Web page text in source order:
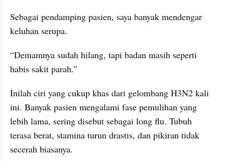
Sebagai pendamping pasien, saya banyak mendengar
keluhan serupa.
“Demamnya sudah hilang, tapi badan masih seperti
habis sakit parah.”
Inilah ciri yang cukup khas dari gelombang H3N2 kali
ini. Banyak pasien mengalami fase pemulihan yang
lebih lama, sering disebut sebagai long flu. Tubuh
terasa berat, stamina turun drastis, dan pikiran tidak
secerah biasanya.